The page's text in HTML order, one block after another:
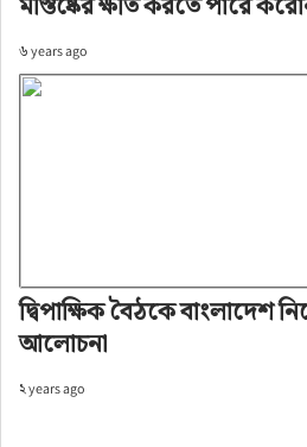
৬ years ago
দ্বিপাক্ষিক বৈঠকে বাংলাদেশ
আলোচনা
২ years ago